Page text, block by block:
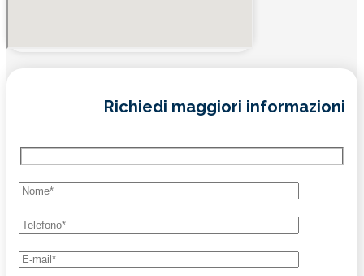
Richiedi maggiori informazioni